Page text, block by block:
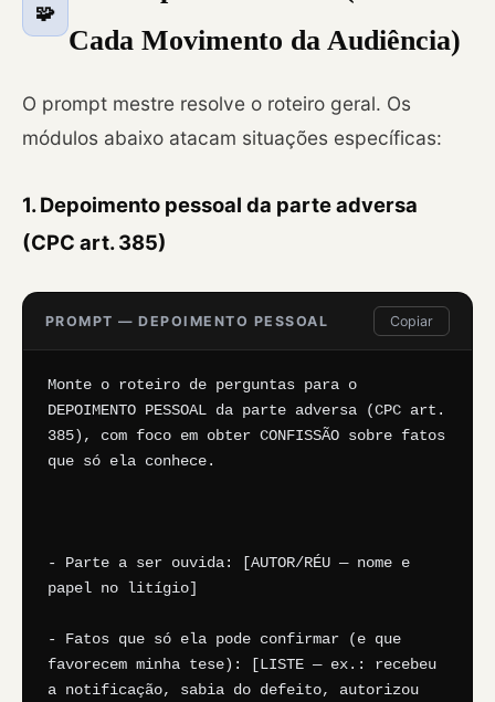
🧩
Cada Movimento da Audiência)
O prompt mestre resolve o roteiro geral. Os
módulos abaixo atacam situações específicas:
1. Depoimento pessoal da parte adversa
(CPC art. 385)
PROMPT — DEPOIMENTO PESSOAL Copiar
Monte o roteiro de perguntas para o
DEPOIMENTO PESSOAL da parte adversa (CPC art.
385), com foco em obter CONFISSÃO sobre fatos
que só ela conhece.
- Parte a ser ouvida: [AUTOR/RÉU — nome e
papel no litígio]
- Fatos que só ela pode confirmar (e que
favorecem minha tese): [LISTE — ex.: recebeu
a notificação, sabia do defeito, autorizou